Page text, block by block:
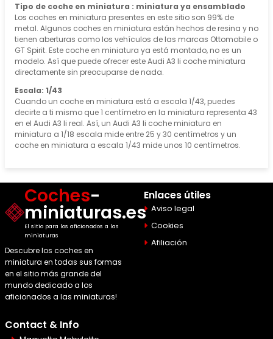
Tipo de coche en miniatura : miniatura ya ensamblado
Los coches en miniatura presentes en este sitio son 99% de
metal. Algunos coches en miniatura están hechos de resina y no
tienen aberturas como los vehículos de las marcas Ottomobile o
GT Spirit. Este coche en miniatura ya está montado, no es un
modelo. Así que puede ofrecer este Audi A3 Ii coche miniatura
directamente sin preocuparse de nada.
Escala: 1/43
Cuando un coche en miniatura está a escala 1/43, puedes
decirte a ti mismo que 1 centímetro en la miniatura representa 43
en el Audi A3 Ii real. Así, un Audi A3 Ii coche miniatura en
miniatura a 1/18 escala mide entre 25 y 30 centímetros y un
coche en miniatura a escala 1/43 mide unos 10 centímetros.
Coches-
miniaturas.es
El sitio para los aficionados a las
miniaturas
Descubre los coches en
miniatura en todas sus formas
en el sitio más grande del
mundo dedicado a los
aficionados a las miniaturas!
Enlaces útiles
Aviso legal
Cookies
Afiliación
Contact & Info